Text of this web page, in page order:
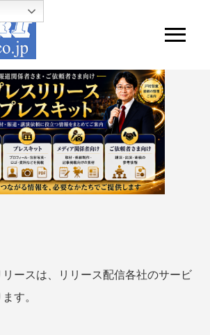
ースは、リリース配信各社のサービ
す。